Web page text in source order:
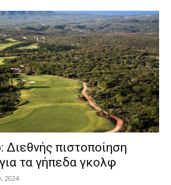
Διεθνής πιστοποίηση
τα γήπεδα γκολφ
2024